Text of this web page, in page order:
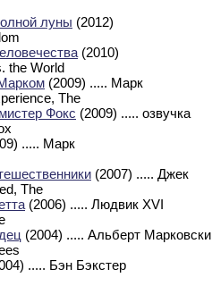
луны (2012)
(2010)
the World
(2009) ..... Марк
The
Фокс (2009) ..... озвучка
..... Марк
(2007) ..... Джек
The
(2006) ..... Людвик XVI
(2004) ..... Альберт Марковски
..... Бэн Бэкстер